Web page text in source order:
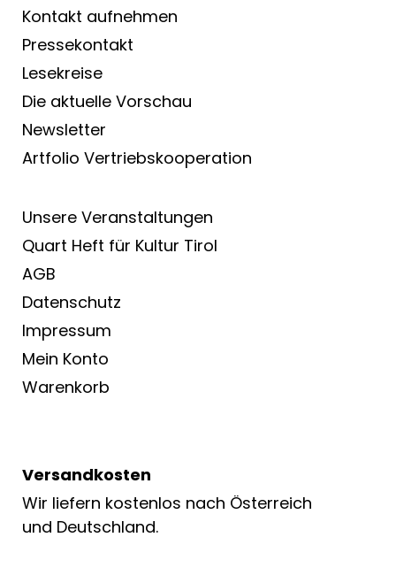
Kontakt aufnehmen
Pressekontakt
Lesekreise
Die aktuelle Vorschau
Newsletter
Artfolio Vertriebs­kooperation
Unsere Veranstaltungen
Quart Heft für Kultur Tirol
AGB
Datenschutz
Impressum
Mein Konto
Warenkorb
Versandkosten
Wir liefern kostenlos nach Österreich
und Deutschland.